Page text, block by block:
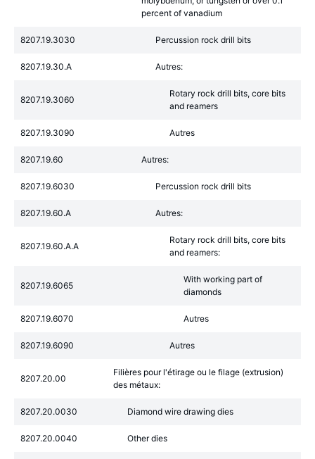
percent of vanadium
8207.19.3030 Percussion rock drill bits
8207.19.30.A Autres:
8207.19.3060
Rotary rock drill bits, core bits
and reamers
8207.19.3090 Autres
8207.19.60 Autres:
8207.19.6030 Percussion rock drill bits
8207.19.60.A Autres:
8207.19.60.A.A
Rotary rock drill bits, core bits
and reamers:
8207.19.6065
With working part of
diamonds
8207.19.6070 Autres
8207.19.6090 Autres
8207.20.00
Filières pour l'étirage ou le filage (extrusion)
des métaux:
8207.20.0030 Diamond wire drawing dies
8207.20.0040 Other dies